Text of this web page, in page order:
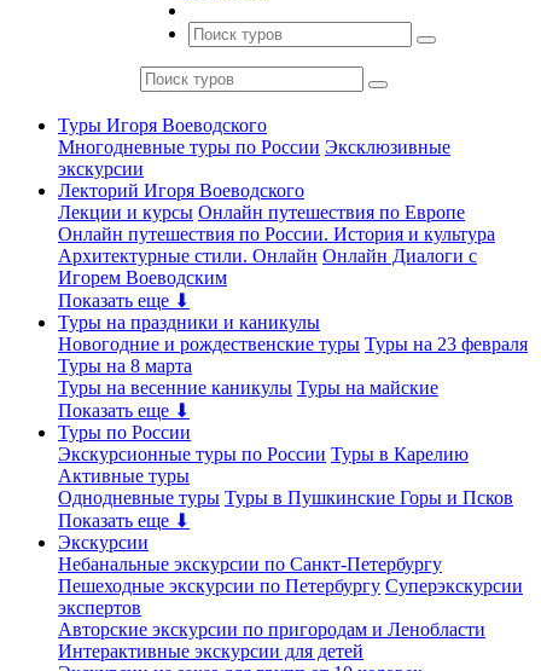
Туры Игоря Воеводского
Многодневные туры по России Эксклюзивные
экскурсии
Лекторий Игоря Воеводского
Лекции и курсы Онлайн путешествия по Европе
Онлайн путешествия по России. История и культура
Архитектурные стили. Онлайн Онлайн Диалоги с
Игорем Воеводским
Показать еще ⬇
Туры на праздники и каникулы
Новогодние и рождественские туры Туры на 23 февраля
Туры на 8 марта
Туры на весенние каникулы Туры на майские
Показать еще ⬇
Туры по России
Экскурсионные туры по России Туры в Карелию
Активные туры
Однодневные туры Туры в Пушкинские Горы и Псков
Показать еще ⬇
Экскурсии
Небанальные экскурсии по Санкт-Петербургу
Пешеходные экскурсии по Петербургу Суперэкскурсии
экспертов
Авторские экскурсии по пригородам и Ленобласти
Интерактивные экскурсии для детей